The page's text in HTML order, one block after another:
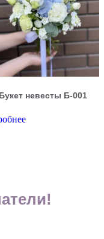
Букет невесты Б-001